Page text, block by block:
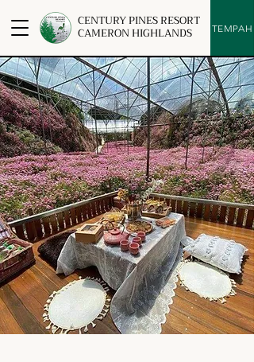
CENTURY PINES RESORT
CAMERON HIGHLANDS TEMPAH